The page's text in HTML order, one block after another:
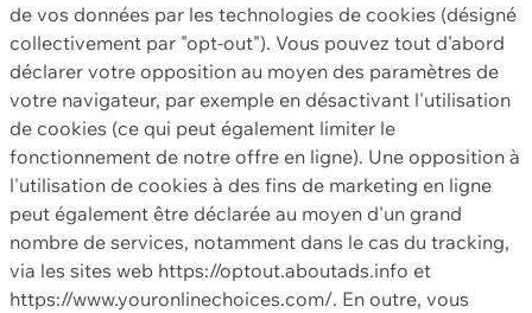
de vos données par les technologies de cookies (désigné
collectivement par "opt-out"). Vous pouvez tout d'abord
déclarer votre opposition au moyen des paramètres de
votre navigateur, par exemple en désactivant l'utilisation
de cookies (ce qui peut également limiter le
fonctionnement de notre offre en ligne). Une opposition à
l'utilisation de cookies à des fins de marketing en ligne
peut également être déclarée au moyen d'un grand
nombre de services, notamment dans le cas du tracking,
via les sites web https://optout.aboutads.info et
https://www.youronlinechoices.com/. En outre, vous